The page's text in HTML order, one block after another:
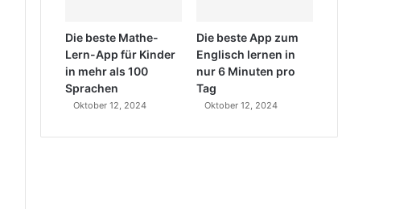
Die beste Mathe-
Lern-App für Kinder
in mehr als 100
Sprachen
Oktober 12, 2024
Die beste App zum
Englisch lernen in
nur 6 Minuten pro
Tag
Oktober 12, 2024